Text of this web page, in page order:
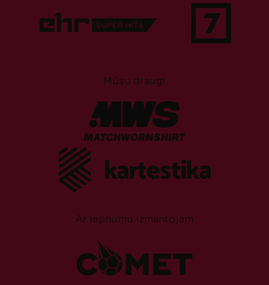
Mūsu draugi
Ar lepnumu izmantojam